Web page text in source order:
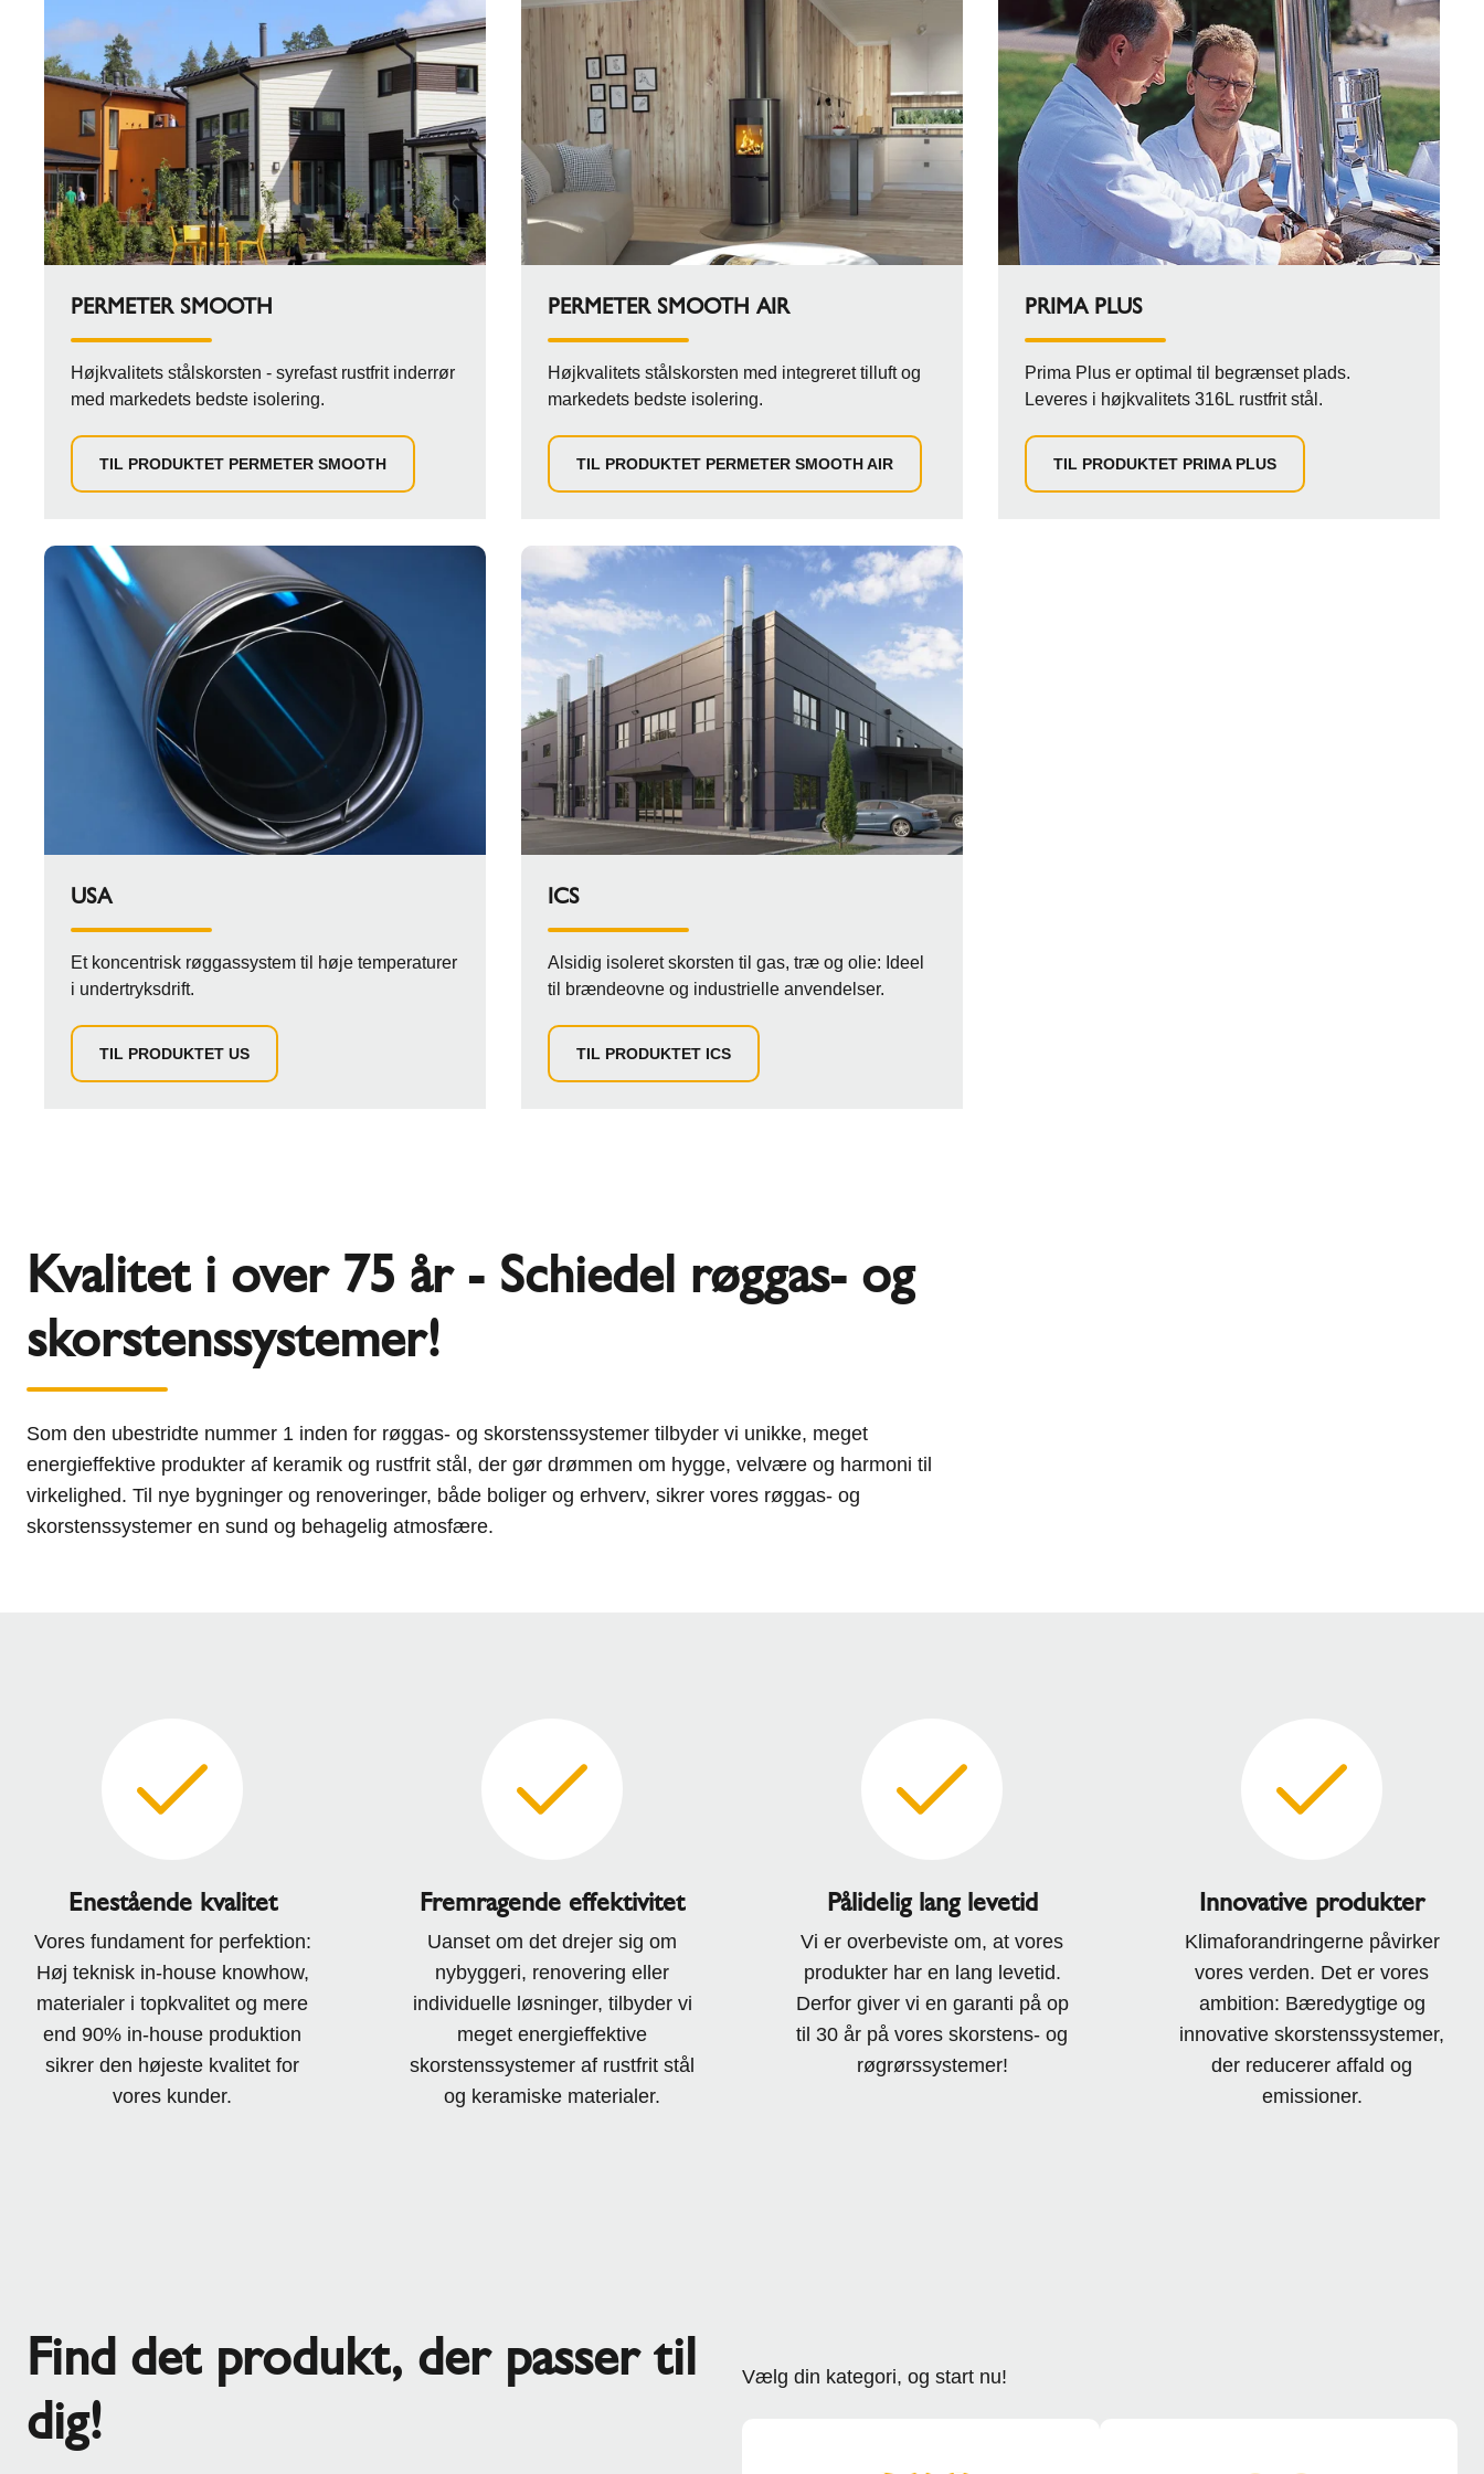
PERMETER SMOOTH
Højkvalitets stålskorsten - syrefast rustfrit inderrør
med markedets bedste isolering.
TIL PRODUKTET PERMETER SMOOTH
PERMETER SMOOTH AIR
Højkvalitets stålskorsten med integreret tilluft og
markedets bedste isolering.
TIL PRODUKTET PERMETER SMOOTH AIR
PRIMA PLUS
Prima Plus er optimal til begrænset plads.
Leveres i højkvalitets 316L rustfrit stål.
TIL PRODUKTET PRIMA PLUS
USA
Et koncentrisk røggassystem til høje temperaturer
i undertryksdrift.
TIL PRODUKTET US
ICS
Alsidig isoleret skorsten til gas, træ og olie: Ideel
til brændeovne og industrielle anvendelser.
TIL PRODUKTET ICS
Kvalitet i over 75 år - Schiedel røggas- og
skorstenssystemer!
Som den ubestridte nummer 1 inden for røggas- og skorstenssystemer tilbyder vi unikke, meget
energieffektive produkter af keramik og rustfrit stål, der gør drømmen om hygge, velvære og harmoni til
virkelighed. Til nye bygninger og renoveringer, både boliger og erhverv, sikrer vores røggas- og
skorstenssystemer en sund og behagelig atmosfære.
Enestående kvalitet
Vores fundament for perfektion:
Høj teknisk in-house knowhow,
materialer i topkvalitet og mere
end 90% in-house produktion
sikrer den højeste kvalitet for
vores kunder.
Fremragende effektivitet
Uanset om det drejer sig om
nybyggeri, renovering eller
individuelle løsninger, tilbyder vi
meget energieffektive
skorstenssystemer af rustfrit stål
og keramiske materialer.
Pålidelig lang levetid
Vi er overbeviste om, at vores
produkter har en lang levetid.
Derfor giver vi en garanti på op
til 30 år på vores skorstens- og
røgrørssystemer!
Innovative produkter
Klimaforandringerne påvirker
vores verden. Det er vores
ambition: Bæredygtige og
innovative skorstenssystemer,
der reducerer affald og
emissioner.
Find det produkt, der passer til
dig!
Vælg din kategori, og start nu!